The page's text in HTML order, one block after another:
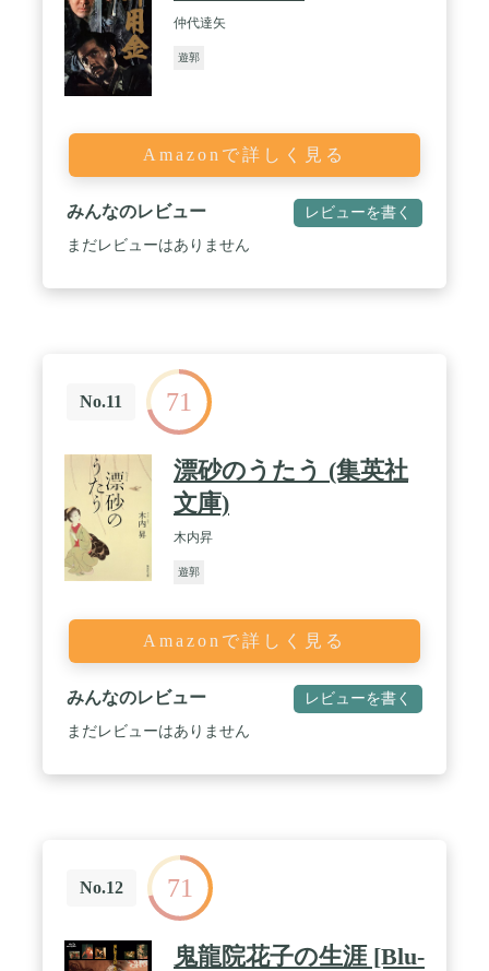
仲代達矢
遊郭
Amazonで詳しく見る
みんなのレビュー レビューを書く
まだレビューはありません
No.11 71
漂砂のうたう (集英社
文庫)
木内昇
遊郭
Amazonで詳しく見る
みんなのレビュー レビューを書く
まだレビューはありません
No.12 71
鬼龍院花子の生涯 [Blu-